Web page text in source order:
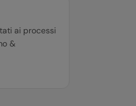
ai processi
&